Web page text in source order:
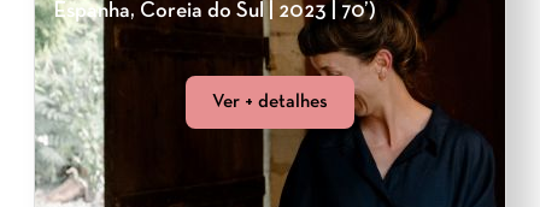
Espanha, Coreia do Sul | 2023 | 70’)
Ver + detalhes